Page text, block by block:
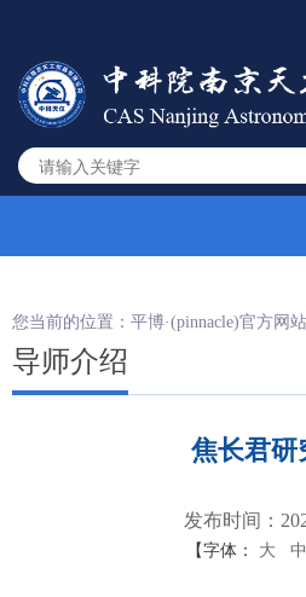
您当前的位置： 平博·(pinnacle)官方网站
导师介绍
焦长君研
发布时间：
【字体： 大 中